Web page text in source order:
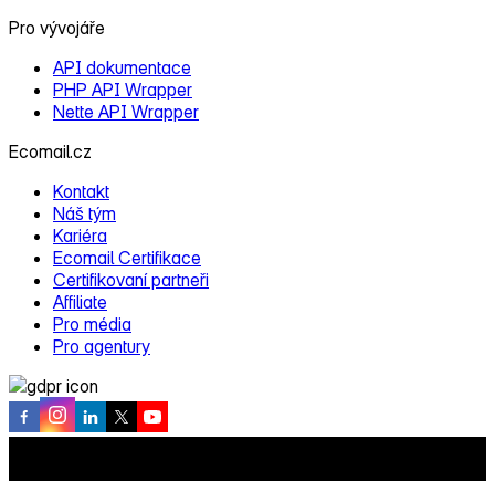
Pro vývojáře
API dokumentace
PHP API Wrapper
Nette API Wrapper
Ecomail.cz
Kontakt
Náš tým
Kariéra
Ecomail Certifikace
Certifikovaní partneři
Affiliate
Pro média
Pro agentury